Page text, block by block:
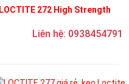
LOCTITE 272 High Strength
Liên hệ: 0938454791